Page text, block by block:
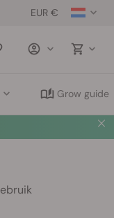
EUR €
Saved
Grow guide